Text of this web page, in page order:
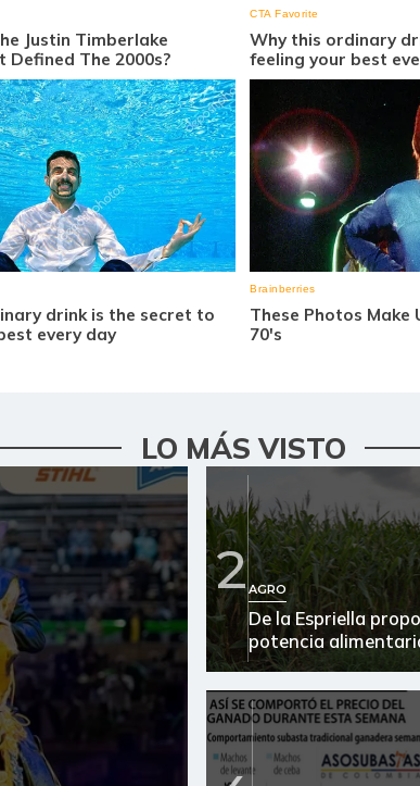
LO MÁS VISTO
2AGRO
De la Espriella
potencia